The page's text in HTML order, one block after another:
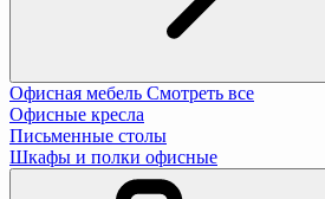
Офисная мебель Смотреть все
Офисные кресла
Письменные столы
Шкафы и полки офисные